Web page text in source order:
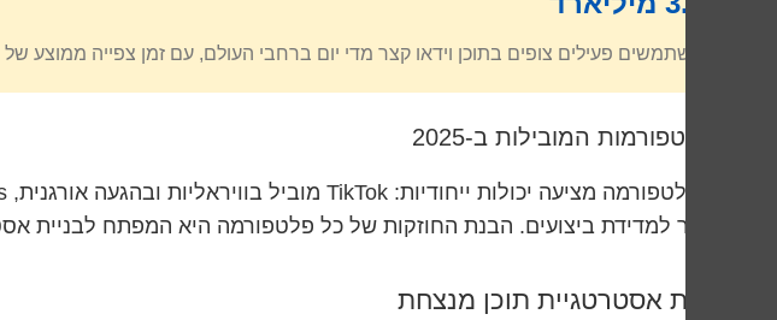
משתמשים פעילים צופים בתוכן וידאו קצר מדי יום ברחבי העולם, עם זמן צפייה ממוצע של 52 דקות ליום לאדם
הפלטפורמות המובילות ב-2025
ביותר למדידת ביצועים. הבנת החוזקות של כל פלטפורמה היא המפתח לבניית
בניית אסטרטגיית תוכן מנצחת